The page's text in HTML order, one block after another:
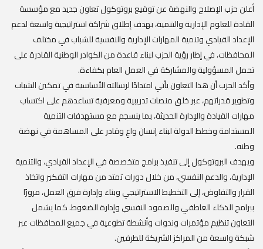
أعلن حزب الإصلاح والنهضة عن توقيع بروتوكول تعاون جديد مع مؤسسة
القادة للعلوم الإدارية والتنمية، بهدف إطلاق شراكة استراتيجية واسعة لدعم
الإعداد القيادي وتنمية المهارات الإدارية والنفسية للشباب في مختلف
المحافظات، في إطار رؤية الحزب لبناء قاعدة من الكوادر الوطنية القادرة على
تحمل المسؤولية والمشاركة في العمل العام بكفاءة.
وأكد الحزب أن هذا التعاون يأتي امتدادًا لرسالته الأساسية في تمكين الشباب
وتطوير قدراتهم، عبر خلق منصات تدريبية ومعرفية تساعدهم على اكتساب
مهارات القيادة والإدارة الحديثة، بما ينسجم مع مستهدفات التنمية
المستدامة وخطط الدولة لبناء إنسان واعٍ وقادر على المساهمة في نهضة
وطنه.
ويهدف البروتوكول إلى تنفيذ برامج متخصصة في الإعداد القيادي، والتنمية
الإدارية، والدعم النفسي، من خلال دورات تمتد من مهارات التفكير واتخاذ
القرار والتفاوض، إلى التخطيط الاستراتيجي وبناء وإدارة فرق العمل، مرورًا
ببرامج الذكاء العاطفي والصمود النفسي وإدارة الضغوط. كما يشمل
التعاون تنظيم مؤتمرات وندوات وأنشطة تطوعية في جميع المحافظات عبر
شبكة واسعة من المراكز الشريكة للطرفين.